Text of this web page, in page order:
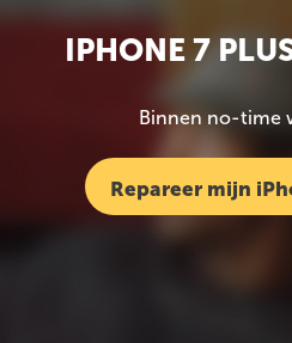
IPHONE 7
Binnen no-time
Repareer mijn